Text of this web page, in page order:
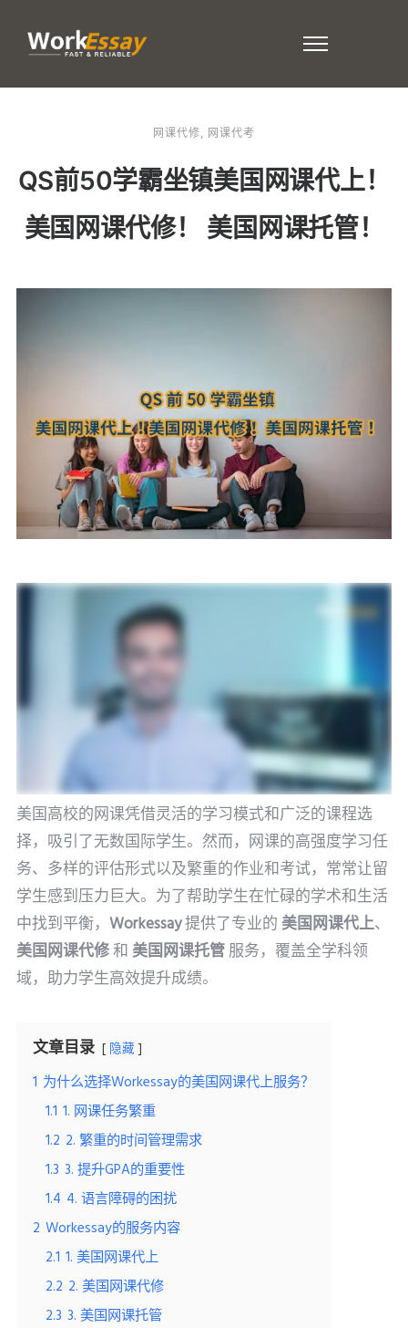
网课代修, 网课代考
QS前50学霸坐镇美国网课代上！
美国网课代修！ 美国网课托管！
美国高校的网课凭借灵活的学习模式和广泛的课程选
择，吸引了无数国际学生。然而，网课的高强度学习任
务、多样的评估形式以及繁重的作业和考试，常常让留
学生感到压力巨大。为了帮助学生在忙碌的学术和生活
中找到平衡， Workessay提供了专业的美国网课代上、
美国网课代修和美国网课托管服务，覆盖全学科领
域，助力学生高效提升成绩。
文章目录 隐藏
1 为什么选择Workessay的美国网课代上服务？
1.1 1. 网课任务繁重
1.2 2. 繁重的时间管理需求
1.3 3. 提升GPA的重要性
1.4 4. 语言障碍的困扰
2 Workessay的服务内容
2.1 1. 美国网课代上
2.2 2. 美国网课代修
2.3 3. 美国网课托管